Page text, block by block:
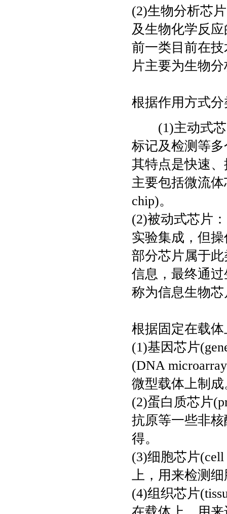
(2)生物分析芯
及生物化学反
前一类目前在
片主要为生物
根据作用方式分
(1)主动式芯
标记及检测等
其特点是快速
主要包括微流
chip)。
(2)被动式芯片
实验集成，但
部分芯片属于
信息，最终通
称为信息生物
根据固定在载
(1)基因芯片
(DNA
微型载体上制成
(2)蛋白质芯片
抗原等一些非
得。
(3)细胞芯片
上，用来检测
(4)组织芯片